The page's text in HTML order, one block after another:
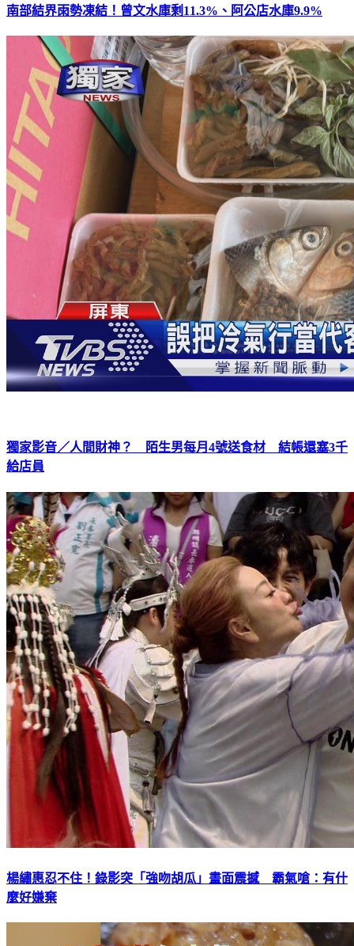
南部結界雨勢凍結！曾文水庫剩11.3%、阿公店水庫9.9%
獨家影音／人間財神？ 陌生男每月4號送食材 結帳還塞3千
給店員
楊繡惠忍不住！錄影突「強吻胡瓜」畫面震撼 霸氣嗆：有什
麼好嫌棄